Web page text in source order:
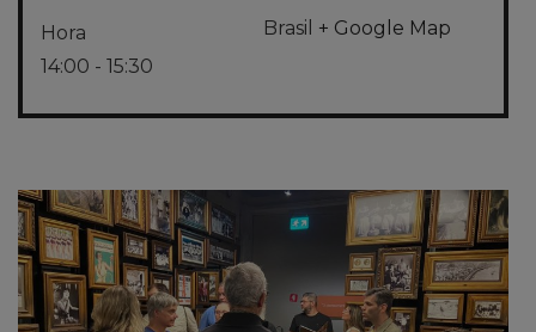
Hora
14:00 - 15:30
Brasil + Google Map